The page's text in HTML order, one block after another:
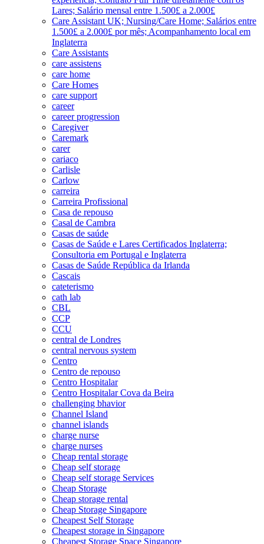
Lares; Salário mensal entre 1.500£ a 2.000£
Care Assistant UK; Nursing/Care Home; Salários entre
1.500£ a 2.000£ por mês; Acompanhamento local em
Inglaterra
Care Assistants
care assistens
care home
Care Homes
care support
career
career progression
Caregiver
Caremark
carer
cariaco
Carlisle
Carlow
carreira
Carreira Profissional
Casa de repouso
Casal de Cambra
Casas de saúde
Casas de Saúde e Lares Certificados Inglaterra;
Consultoria em Portugal e Inglaterra
Casas de Saúde República da Irlanda
Cascais
cateterismo
cath lab
CBL
CCP
CCU
central de Londres
central nervous system
Centro
Centro de repouso
Centro Hospitalar
Centro Hospitalar Cova da Beira
challenging bhavior
Channel Island
channel islands
charge nurse
charge nurses
Cheap rental storage
Cheap self storage
Cheap self storage Services
Cheap Storage
Cheap storage rental
Cheap Storage Singapore
Cheapest Self Storage
Cheapest storage in Singapore
Cheapest Storage Space Singapore